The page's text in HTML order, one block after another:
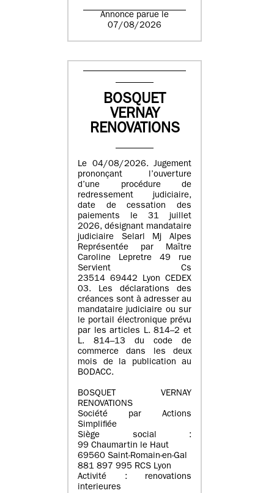
Annonce parue le
07/08/2026
BOSQUET
VERNAY
RENOVATIONS
Le 04/08/2026. Jugement
prononçant l’ouverture
d’une procédure de
redressement judiciaire,
date de cessation des
paiements le 31 juillet
2026, désignant mandataire
judiciaire Selarl Mj Alpes
Représentée par Maître
Caroline Lepretre 49 rue
Servient Cs
23514 69442 Lyon CEDEX
03. Les déclarations des
créances sont à adresser au
mandataire judiciaire ou sur
le portail électronique prévu
par les articles L. 814–2 et
L. 814–13 du code de
commerce dans les deux
mois de la publication au
BODACC.
BOSQUET VERNAY
RENOVATIONS
Société par Actions
Simplifiée
Siège social :
99 Chaumartin le Haut
69560 Saint-Romain-en-Gal
881 897 995 RCS Lyon
Activité : renovations
interieures